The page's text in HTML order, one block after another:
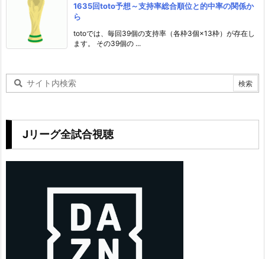
1635回toto予想～支持率総合順位と的中率の関係か
ら
totoでは、毎回39個の支持率（各枠3個×13枠）が存在し
ます。 その39個の ...
Jリーグ全試合視聴